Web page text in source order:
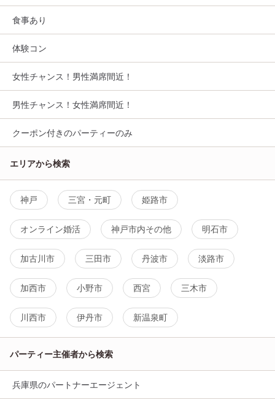
食事あり
体験コン
女性チャンス！男性満席間近！
男性チャンス！女性満席間近！
クーポン付きのパーティーのみ
エリアから検索
神戸 三宮・元町 姫路市
オンライン婚活 神戸市内その他 明石市
加古川市 三田市 丹波市 淡路市
加西市 小野市 西宮 三木市
川西市 伊丹市 新温泉町
パーティー主催者から検索
兵庫県のパートナーエージェント